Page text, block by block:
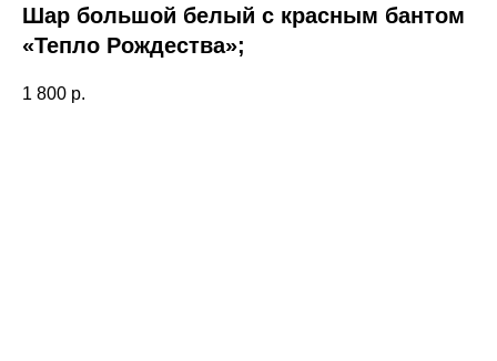
Шар большой белый с красным бантом
«Тепло Рождества»;
1 800 р.